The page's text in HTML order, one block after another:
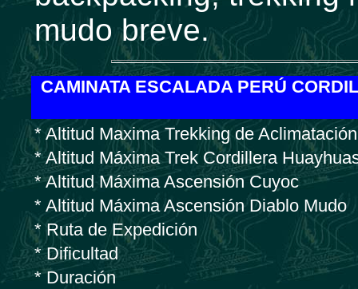
mudo breve.
CAMINATA ESCALADA PERÚ
* Altitud Maxima Trekking de Aclimatación
* Altitud Máxima Trek Cordillera
* Altitud Máxima Ascensión Cuyoc
* Altitud Máxima Ascensión Diablo Mudo
* Ruta de Expedición
* Dificultad
* Duración